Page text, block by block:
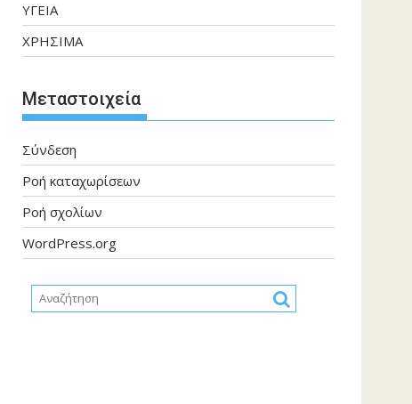
ΥΓΕΙΑ
ΧΡΗΣΙΜΑ
Μεταστοιχεία
Σύνδεση
Ροή καταχωρίσεων
Ροή σχολίων
WordPress.org